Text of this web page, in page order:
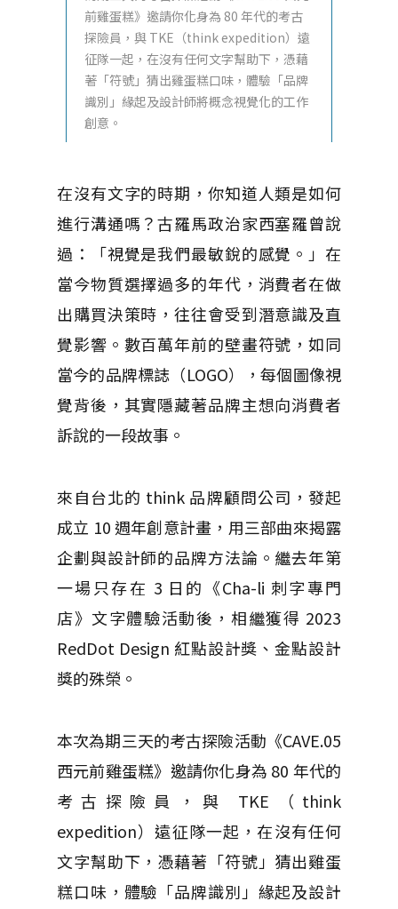
前雞蛋糕》邀請你化身為 80 年代的考古
探險員，與 TKE（think expedition）遠
征隊一起，在沒有任何文字幫助下，憑藉
著「符號」猜出雞蛋糕口味，體驗「品牌
識別」緣起及設計師將概念視覺化的工作
創意。
在沒有文字的時期，你知道人類是如何
進行溝通嗎？古羅馬政治家西塞羅曾說
過：「視覺是我們最敏銳的感覺。」在
當今物質選擇過多的年代，消費者在做
出購買決策時，往往會受到潛意識及直
覺影響。數百萬年前的壁畫符號，如同
當今的品牌標誌（LOGO），每個圖像視
覺背後，其實隱藏著品牌主想向消費者
訴說的一段故事。
來自台北的 think 品牌顧問公司，發起
成立 10 週年創意計畫，用三部曲來揭露
企劃與設計師的品牌方法論。繼去年第
一場只存在 3 日的《Cha-li 刺字專門
店》文字體驗活動後，相繼獲得 2023
RedDot Design 紅點設計獎、金點設計
獎的殊榮。
本次為期三天的考古探險活動《CAVE.05
西元前雞蛋糕》邀請你化身為 80 年代的
考古探險員，與 TKE（think
expedition）遠征隊一起，在沒有任何
文字幫助下，憑藉著「符號」猜出雞蛋
糕口味，體驗「品牌識別」緣起及設計